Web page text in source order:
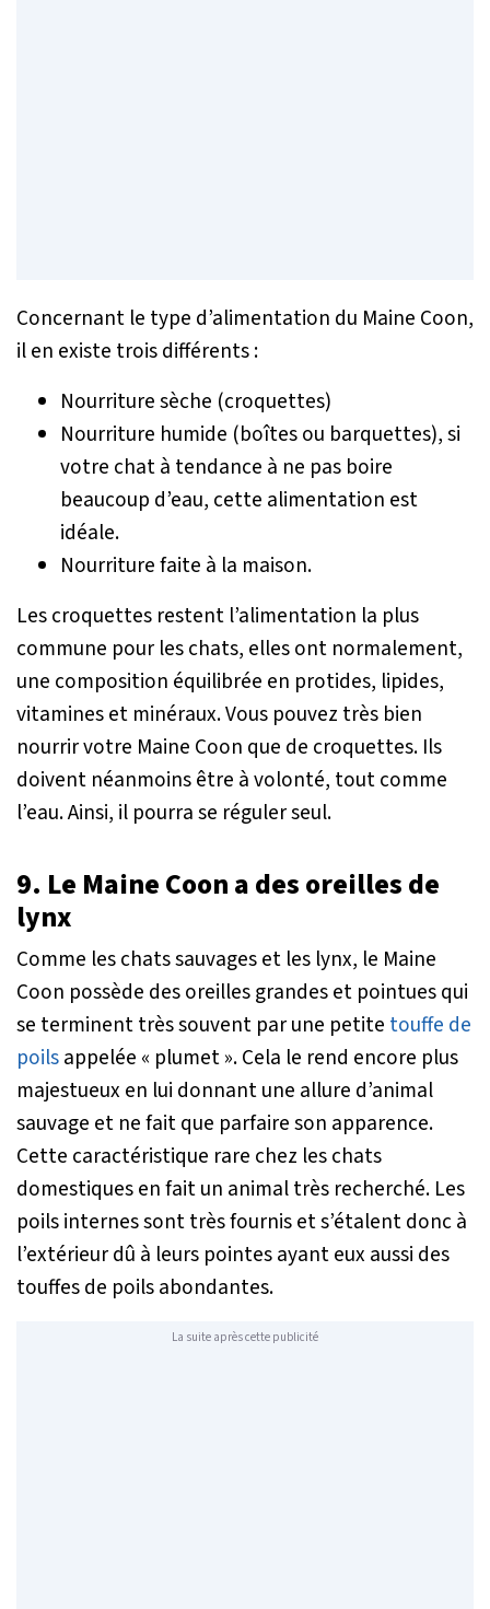
Concernant le type d’alimentation du Maine Coon,
il en existe trois différents :
Nourriture sèche (croquettes)
Nourriture humide (boîtes ou barquettes), si
votre chat à tendance à ne pas boire
beaucoup d’eau, cette alimentation est
idéale.
Nourriture faite à la maison.
Les croquettes restent l’alimentation la plus
commune pour les chats, elles ont normalement,
une composition équilibrée en protides, lipides,
vitamines et minéraux. Vous pouvez très bien
nourrir votre Maine Coon que de croquettes. Ils
doivent néanmoins être à volonté, tout comme
l’eau. Ainsi, il pourra se réguler seul.
9. Le Maine Coon a des oreilles de
lynx
Comme les chats sauvages et les lynx, le Maine
Coon possède des oreilles grandes et pointues qui
se terminent très souvent par une petite touffe de
poilsappelée « plumet ». Cela le rend encore plus
majestueux en lui donnant une allure d’animal
sauvage et ne fait que parfaire son apparence.
Cette caractéristique rare chez les chats
domestiques en fait un animal très recherché. Les
poils internes sont très fournis et s’étalent donc à
l’extérieur dû à leurs pointes ayant eux aussi des
touffes de poils abondantes.
La suite après cette publicité